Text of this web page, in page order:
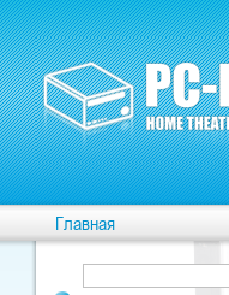
Главная